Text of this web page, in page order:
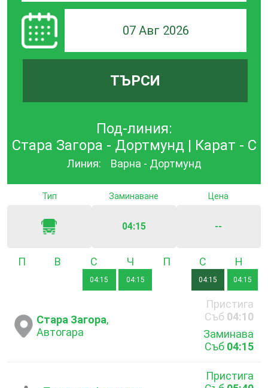
07 Авг 2026
ТЪРСИ
Под-линия:
Стара Загора - Дортмунд | Карат - С
Линия: Варна - Дортмунд
Тип Заминаване
04:15
Цена
--
ПонеделникВторник
04:15
Четвъртък
04:15
Събота
04:15 04:15
Стара Загора,
Автогара
Пристига
Съб 04:10
Заминава
Съб 04:15
Пристига